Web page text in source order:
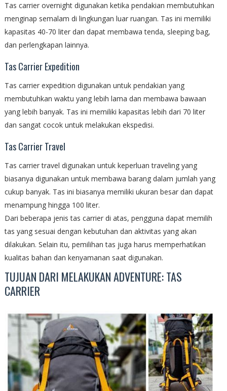
Tas carrier overnight digunakan ketika pendakian membutuhkan
menginap semalam di lingkungan luar ruangan. Tas ini memiliki
kapasitas 40-70 liter dan dapat membawa tenda, sleeping bag,
dan perlengkapan lainnya.
Tas Carrier Expedition
Tas carrier expedition digunakan untuk pendakian yang
membutuhkan waktu yang lebih lama dan membawa bawaan
yang lebih banyak. Tas ini memiliki kapasitas lebih dari 70 liter
dan sangat cocok untuk melakukan ekspedisi.
Tas Carrier Travel
Tas carrier travel digunakan untuk keperluan traveling yang
biasanya digunakan untuk membawa barang dalam jumlah yang
cukup banyak. Tas ini biasanya memiliki ukuran besar dan dapat
menampung hingga 100 liter.
Dari beberapa jenis tas carrier di atas, pengguna dapat memilih
tas yang sesuai dengan kebutuhan dan aktivitas yang akan
dilakukan. Selain itu, pemilihan tas juga harus memperhatikan
kualitas bahan dan kenyamanan saat digunakan.
TUJUAN DARI MELAKUKAN ADVENTURE: TAS
CARRIER